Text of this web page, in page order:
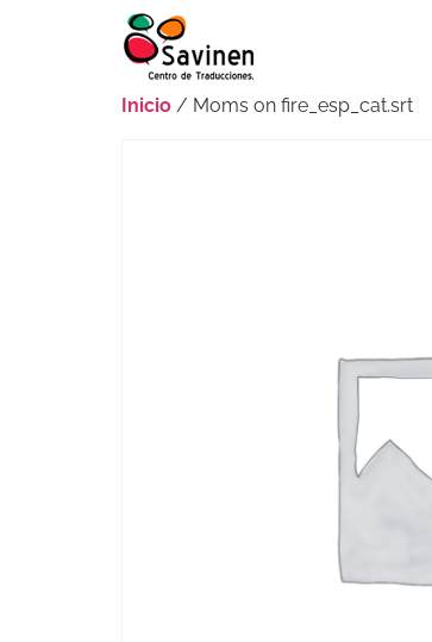
Inicio / Moms on fire_esp_cat.srt